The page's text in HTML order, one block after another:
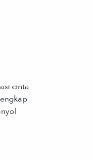
cinta